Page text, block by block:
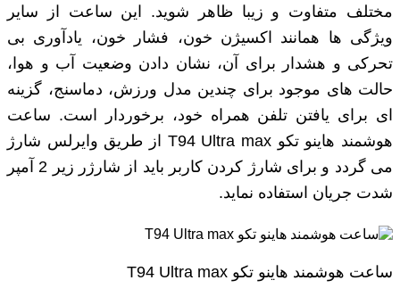
مختلف متفاوت و زیبا ظاهر شوید. این ساعت از سایر
ویژگی ها همانند اکسیژن خون، فشار خون، یادآوری بی
تحرکی و هشدار برای آن، نشان دادن وضعیت آب و هوا،
حالت های موجود برای چندین مدل ورزش، دماسنج، گزینه
ای برای یافتن تلفن همراه خود، برخوردار است. ساعت
هوشمند هاینو تکو T94 Ultra max از طریق وایرلس شارژ
می گردد و برای شارژ کردن کاربر باید از شارژر زیر 2 آمپر
شدت جریان استفاده نماید.
ساعت هوشمند هاینو تکو T94 Ultra max